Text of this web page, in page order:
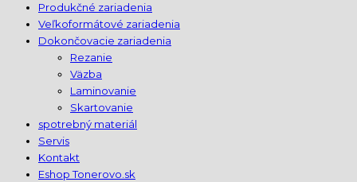
Produkčné zariadenia
Veľkoformátové zariadenia
Dokončovacie zariadenia
Rezanie
Väzba
Laminovanie
Skartovanie
spotrebný materiál
Servis
Kontakt
Eshop Tonerovo.sk